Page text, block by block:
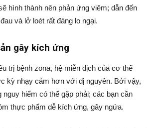
hình thành nên phản ứng viêm; dẫn đến
và lở loét rất đáng lo ngại.
gây kích ứng
trị bệnh zona, hệ miễn dịch của cơ thể
kỳ nhạy cảm hơn với dị nguyên. Bởi vậy,
nguy hiểm có thể gặp phải; các bạn cần
thực phẩm dễ kích ứng, gây ngứa.